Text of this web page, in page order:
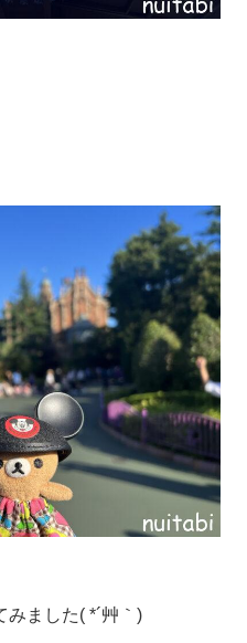
ました( *´艸｀)